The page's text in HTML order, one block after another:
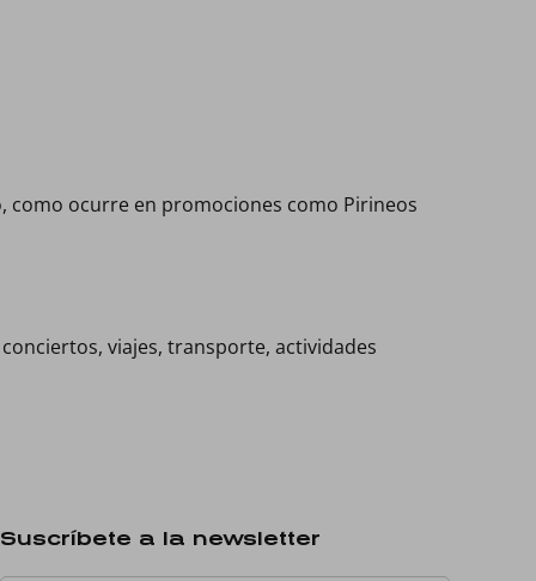
como ocurre en promociones como Pirineos
viajes, transporte, actividades
Suscríbete a la newsletter